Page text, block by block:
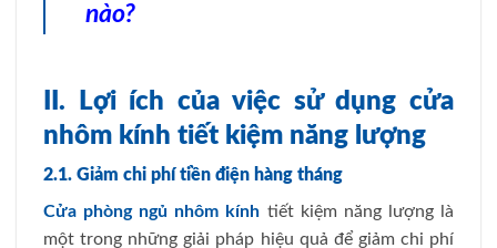
nào?
II. Lợi ích của việc sử dụng cửa
nhôm kính tiết kiệm năng lượng
2.1. Giảm chi phí tiền điện hàng tháng
Cửa phòng ngủ nhôm kính tiết kiệm năng lượng là
một trong những giải pháp hiệu quả để giảm chi phí